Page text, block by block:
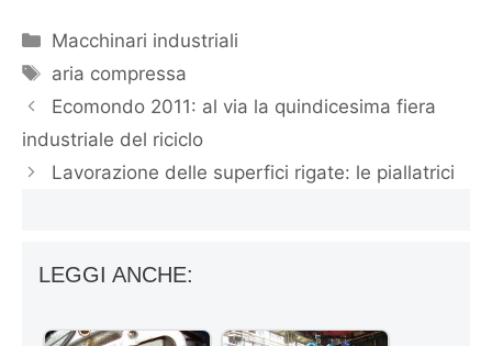
Categorie
Macchinari industriali
Tag
aria compressa
Ecomondo 2011: al via la quindicesima fiera
industriale del riciclo
Lavorazione delle superfici rigate: le piallatrici
LEGGI ANCHE: